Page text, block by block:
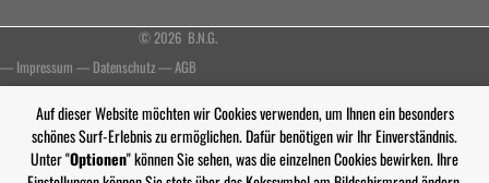
© 2026 B.N.G.
— Impressum — Datenschutz—AGB
Auf dieser Website möchten wir Cookies verwenden, um Ihnen ein besonders
schönes Surf-Erlebnis zu ermöglichen. Dafür benötigen wir Ihr Einverständnis.
Unter "Optionen" können Sie sehen, was die einzelnen Cookies bewirken. Ihre